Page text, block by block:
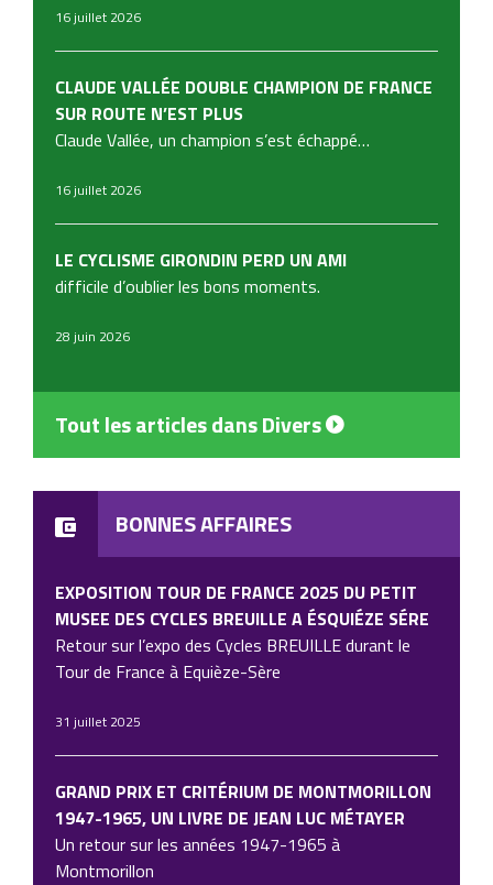
16 juillet 2026
CLAUDE VALLÉE DOUBLE CHAMPION DE FRANCE
SUR ROUTE N’EST PLUS
Claude Vallée, un champion s’est échappé…
16 juillet 2026
LE CYCLISME GIRONDIN PERD UN AMI
difficile d’oublier les bons moments.
28 juin 2026
Tout les articles dans Divers
BONNES AFFAIRES
EXPOSITION TOUR DE FRANCE 2025 DU PETIT
MUSEE DES CYCLES BREUILLE A ÉSQUIÉZE SÉRE
Retour sur l’expo des Cycles BREUILLE durant le
Tour de France à Equièze-Sère
31 juillet 2025
GRAND PRIX ET CRITÉRIUM DE MONTMORILLON
1947-1965, UN LIVRE DE JEAN LUC MÉTAYER
Un retour sur les années 1947-1965 à
Montmorillon